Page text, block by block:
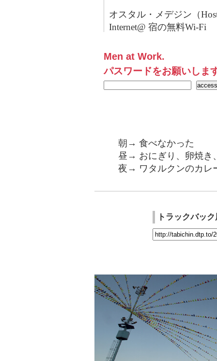
オスタル・メデジン（
Internet@ 宿の無料Wi-Fi
Men at Work.
パスワードをお願いしま
朝→ 食べなかった
昼→ おにぎり、卵焼き
夜→ ワタルクンのカレ
トラックバッ